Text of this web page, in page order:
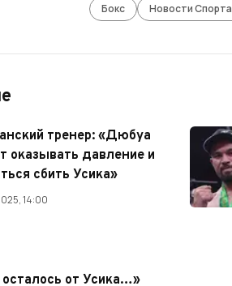
Бокс Новости Спорта
тренер: «Дюбуа
оказывать давление и
сбить Усика»
14:00
от Усика…»